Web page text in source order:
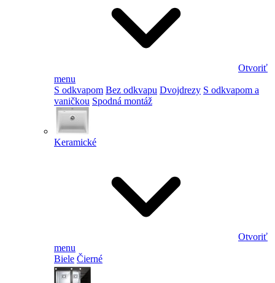
Otvoriť
menu
S odkvapom Bez odkvapu Dvojdrezy S odkvapom a
vaničkou Spodná montáž
Keramické
Otvoriť
menu
Biele Čierné